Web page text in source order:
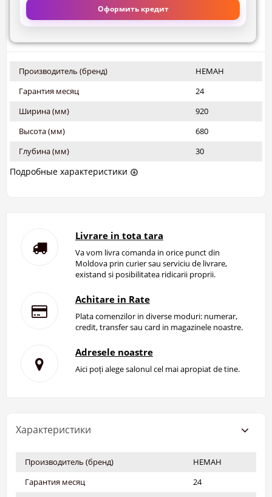
Оформить кредит
Производитель (бренд)
НЕМАН
Гарантия месяц
24
Ширина (мм)
920
Высота (мм)
680
Глубина (мм)
30
Подробные характеристики
Livrare in tota tara
Va vom livra comanda in orice punct din
Moldova prin curier sau serviciu de livrare,
existand si posibilitatea ridicarii proprii.
Achitare in Rate
Plata comenzilor in diverse moduri: numerar,
credit, transfer sau card in magazinele noastre.
Adresele noastre
Aici poți alege salonul cel mai apropiat de tine.
Характеристики
Производитель (бренд)
НЕМАН
Гарантия месяц
24